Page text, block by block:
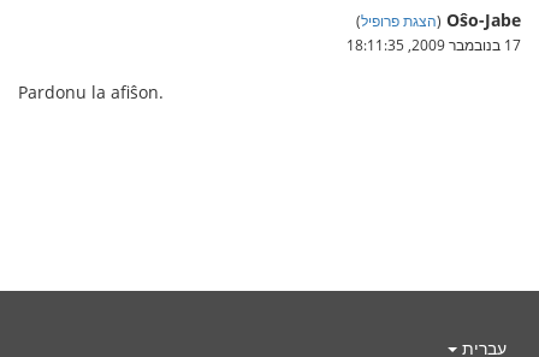
Oŝo-Jabe
(הצגת פרופיל)
17 בנובמבר 2009, 18:11:35
Pardonu la afiŝon.
עברית